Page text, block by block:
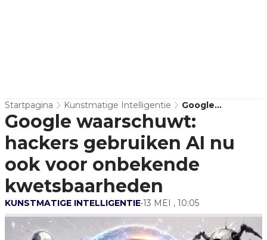
Startpagina Kunstmatige Intelligentie
Google
Waarschuwt:
Hackers
Gebruiken AI Nu
Ook Voor
Onbekende
Google waarschuwt:
hackers gebruiken AI nu
ook voor onbekende
kwetsbaarheden
KUNSTMATIGE INTELLIGENTIE•13 MEI , 10:05